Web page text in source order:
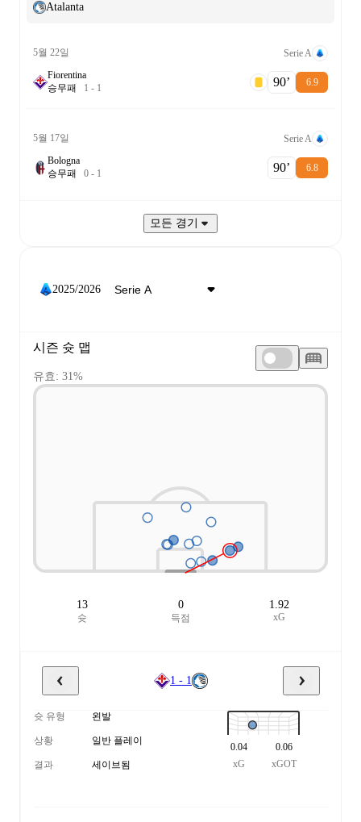
Atalanta
5월 22일
Serie A
Fiorentina
승무패 1 - 1 90‎’‎ 6.9
5월 17일
Serie A
Bologna
승무패 0 - 1 90‎’‎ 6.8
모든 경기
2025/2026
시즌 슛 맵
유효: 31%
13
슛
0
득점
1.92
xG
1 - 1
슛 유형 왼발
상황 일반 플레이
결과 세이브됨
0.04
xG
0.06
xGOT